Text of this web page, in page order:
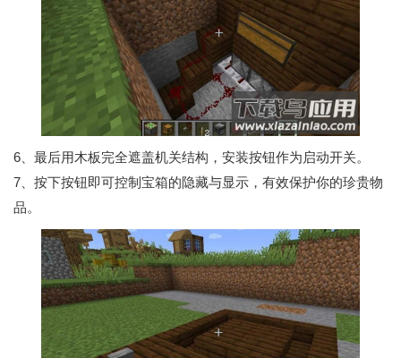
6、最后用木板完全遮盖机关结构，安装按钮作为启动开关。
7、按下按钮即可控制宝箱的隐藏与显示，有效保护你的珍贵物
品。